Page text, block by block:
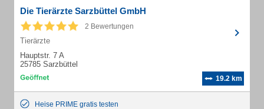
Die Tierärzte Sarzbüttel GmbH
2 Bewertungen
Tierärzte
Hauptstr. 7 A
25785 Sarzbüttel
19.2 km
Heise PRIME gratis testen